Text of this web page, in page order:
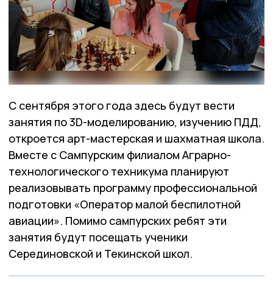
С сентября этого года здесь будут вести
занятия по 3D-моделированию, изучению ПДД,
откроется арт-мастерская и шахматная школа.
Вместе с Сампурским филиалом Аграрно-
технологического техникума планируют
реализовывать программу профессиональной
подготовки «Оператор малой беспилотной
авиации». Помимо сампурских ребят эти
занятия будут посещать ученики
Серединовской и Текинской школ.